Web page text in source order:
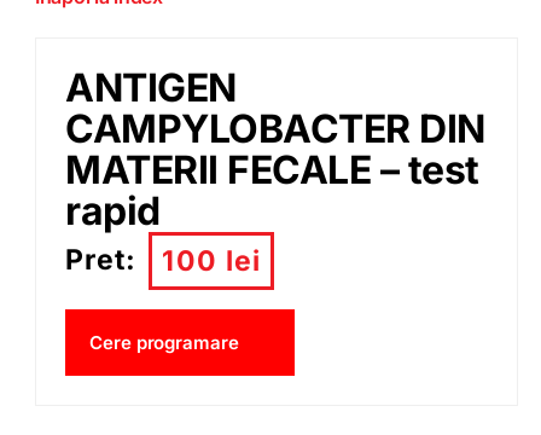
ANTIGEN
CAMPYLOBACTER DIN
MATERII FECALE – test
rapid
Pret: 100 lei
Cere programare